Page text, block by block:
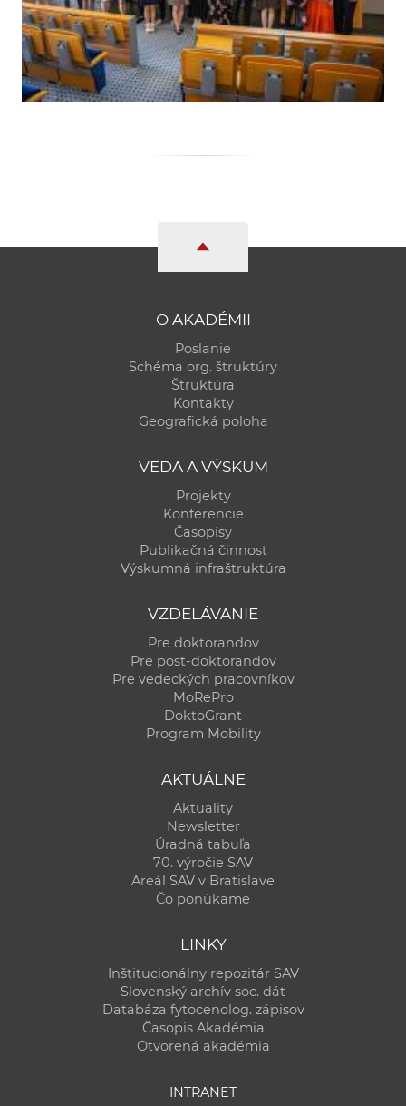
O AKADÉMII
Poslanie
Schéma org. štruktúry
Štruktúra
Kontakty
Geografická poloha
VEDA A VÝSKUM
Projekty
Konferencie
Časopisy
Publikačná činnosť
Výskumná infraštruktúra
VZDELÁVANIE
Pre doktorandov
Pre post-doktorandov
Pre vedeckých pracovníkov
MoRePro
DoktoGrant
Program Mobility
AKTUÁLNE
Aktuality
Newsletter
Úradná tabuľa
70. výročie SAV
Areál SAV v Bratislave
Čo ponúkame
LINKY
Inštitucionálny repozitár SAV
Slovenský archív soc. dát
Databáza fytocenolog. zápisov
Časopis Akadémia
Otvorená akadémia
INTRANET